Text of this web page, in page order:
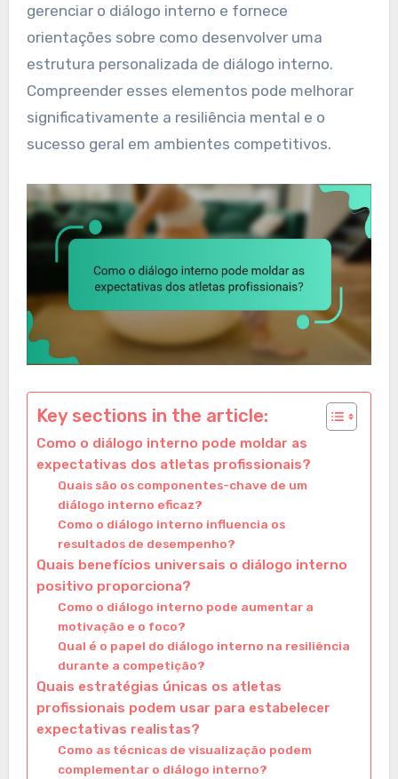
gerenciar o diálogo interno e fornece
orientações sobre como desenvolver uma
estrutura personalizada de diálogo interno.
Compreender esses elementos pode melhorar
significativamente a resiliência mental e o
sucesso geral em ambientes competitivos.
Key sections in the article:
Como o diálogo interno pode moldar as
expectativas dos atletas profissionais?
Quais são os componentes-chave de um
diálogo interno eficaz?
Como o diálogo interno influencia os
resultados de desempenho?
Quais benefícios universais o diálogo interno
positivo proporciona?
Como o diálogo interno pode aumentar a
motivação e o foco?
Qual é o papel do diálogo interno na resiliência
durante a competição?
Quais estratégias únicas os atletas
profissionais podem usar para estabelecer
expectativas realistas?
Como as técnicas de visualização podem
complementar o diálogo interno?